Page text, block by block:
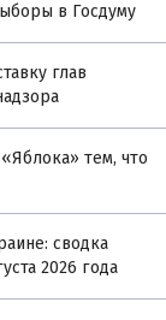
в Госдуму
глав
тем, что
сводка
2026 года